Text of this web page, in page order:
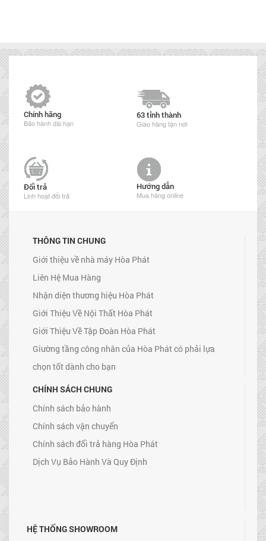
Chính hãng
Bảo hành dài hạn
63 tỉnh thành
Giao hàng tận nơi
Đổi trả
Linh hoạt đổi trả
Hướng dẫn
Mua hàng online
THÔNG TIN CHUNG
Giới thiệu về nhà máy Hòa Phát
Liên Hệ Mua Hàng
Nhận diện thương hiệu Hòa Phát
Giới Thiệu Về Nội Thất Hòa Phát
Giới Thiệu Về Tập Đoàn Hòa Phát
Giường tầng công nhân của Hòa Phát có phải lựa
chọn tốt dành cho bạn
CHÍNH SÁCH CHUNG
Chính sách bảo hành
Chính sách vận chuyển
Chính sách đổi trả hàng Hòa Phát
Dịch Vụ Bảo Hành Và Quy Định
HỆ THỐNG SHOWROOM